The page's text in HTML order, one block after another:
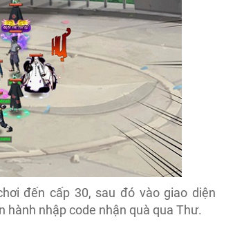
đến cấp 30, sau đó vào giao diện
hành nhập code nhận quà qua Thư.